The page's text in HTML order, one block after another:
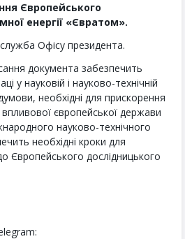
Європейського
енергії «Євратом».
Офісу президента.
документа забезпечить
у науковій і науково-технічній
необхідні для прискорення
європейської держави
науково-технічного
необхідні кроки для
Європейського дослідницького